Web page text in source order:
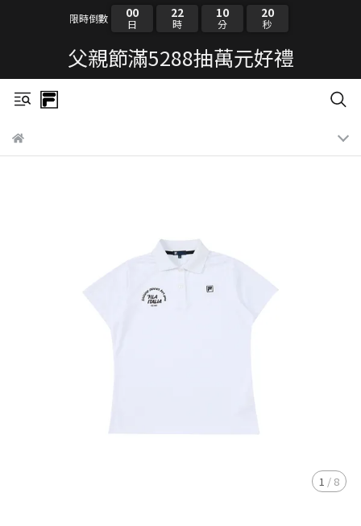
限時倒數 00
日
22
時
10
分
19
秒
父親節滿5288抽萬元好禮
1 / 8